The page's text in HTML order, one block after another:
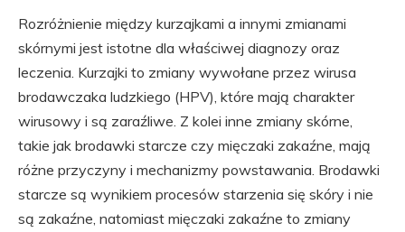
Rozróżnienie między kurzajkami a innymi zmianami
skórnymi jest istotne dla właściwej diagnozy oraz
leczenia. Kurzajki to zmiany wywołane przez wirusa
brodawczaka ludzkiego (HPV), które mają charakter
wirusowy i są zaraźliwe. Z kolei inne zmiany skórne,
takie jak brodawki starcze czy mięczaki zakaźne, mają
różne przyczyny i mechanizmy powstawania. Brodawki
starcze są wynikiem procesów starzenia się skóry i nie
są zakaźne, natomiast mięczaki zakaźne to zmiany